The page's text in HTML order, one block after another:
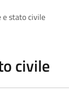
e stato civile
civile